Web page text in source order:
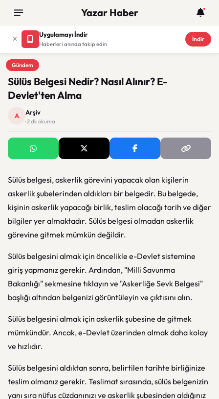
Yazar Haber
Uygulamayı İndir
Haberleri anında takip edin
İndir
Gündem
Gündem
Sülüs Belgesi Nedir? Nasıl Alınır? E-
Devlet'ten Alma
A Arşiv
· 2 dk okuma
Sülüs belgesi, askerlik görevini yapacak olan kişilerin
askerlik şubelerinden aldıkları bir belgedir. Bu belgede,
kişinin askerlik yapacağı birlik, teslim olacağı tarih ve diğer
bilgiler yer almaktadır. Sülüs belgesi olmadan askerlik
görevine gitmek mümkün değildir.
Sülüs belgesini almak için öncelikle e-Devlet sistemine
giriş yapmanız gerekir. Ardından, "Milli Savunma
Bakanlığı" sekmesine tıklayın ve "Askerliğe Sevk Belgesi"
başlığı altından belgenizi görüntüleyin ve çıktısını alın.
Sülüs belgesini almak için askerlik şubesine de gitmek
mümkündür. Ancak, e-Devlet üzerinden almak daha kolay
ve hızlıdır.
Sülüs belgesini aldıktan sonra, belirtilen tarihte birliğinize
teslim olmanız gerekir. Teslimat sırasında, sülüs belgenizin
yanı sıra nüfus cüzdanınızı ve askerlik şubesinden aldığınız